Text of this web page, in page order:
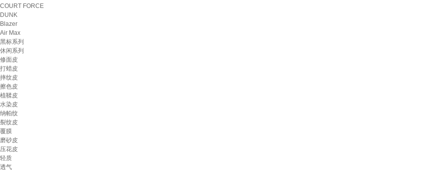
COURT FORCE
DUNK
Blazer
Air Max
黑标系列
休闲系列
修面皮
打蜡皮
摔纹皮
擦色皮
植鞣皮
水染皮
纳帕纹
裂纹皮
覆膜
磨砂皮
压花皮
轻质
透气